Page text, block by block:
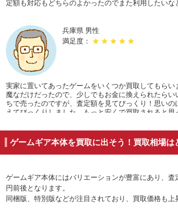
定額も対応もどちらのよかったのでまた利用したいな
兵庫県 男性
満足度：
★ ★ ★ ★ ★
実家に置いてあったゲームをいくつか買取してもら
魔なだけだったので、少しでもお金に換えられたら
ちで売ったのですが、査定額を見てびっくり！思いの
えてびっくりしました。もっと安くで買取されると
りたいなと思います！
ゲームギア本体を買取に出そう！買取相場は
ゲームギア本体にはバリエーションが豊富にあり、
円前後となります。
同梱版、特別版などが注目されており、買取価格も上